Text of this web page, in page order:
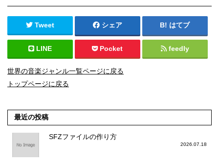
Tweet シェア はてブ
LINE Pocket feedly
世界の音楽ジャンル一覧ページに戻る
トップページに戻る
最近の投稿
SFZファイルの作り方
2026.07.18